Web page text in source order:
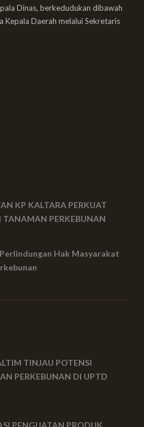
Dinas, berkedudukan dibawah
Kepala Daerah melalui Sekretaris
KP KALTARA PERKUAT
TANAMAN PERKEBUNAN
Hak Masyarakat
TINJAU POTENSI
PERKEBUNAN DI UPTD
PENGUATAN PRODUK